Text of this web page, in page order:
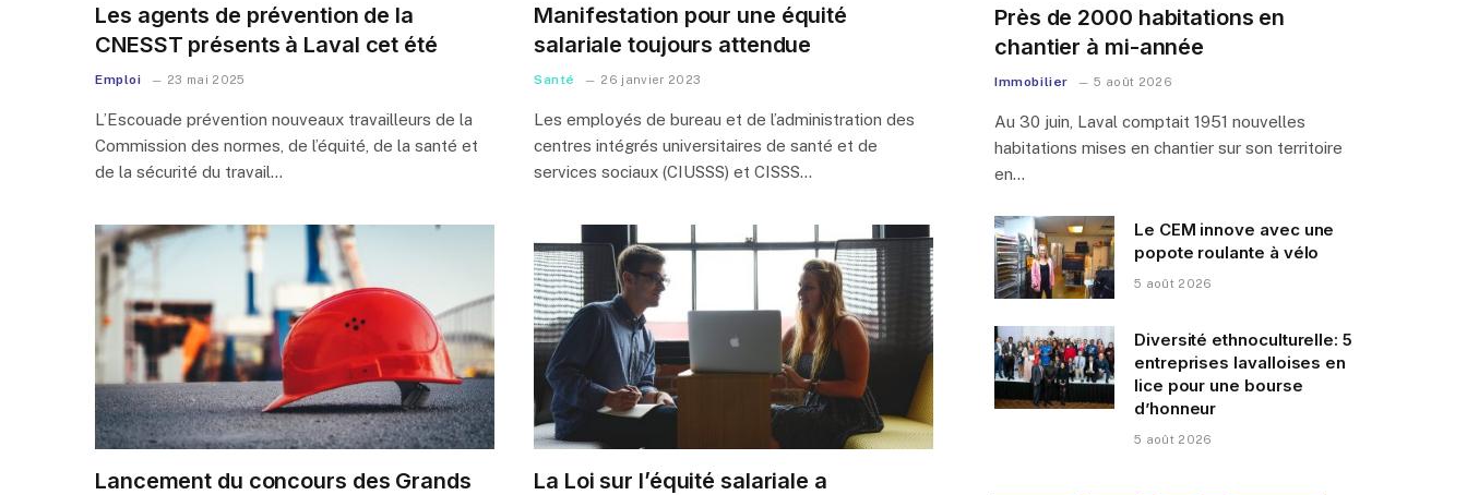
Les agents de prévention de la
CNESST présents à Laval cet été
Emploi 23 mai 2025
L’Escouade prévention nouveaux travailleurs de la
Commission des normes, de l’équité, de la santé et
de la sécurité du travail…
Manifestation pour une équité
salariale toujours attendue
Santé 26 janvier 2023
Les employés de bureau et de l’administration des
centres intégrés universitaires de santé et de
services sociaux (CIUSSS) et CISSS…
Lancement du concours des Grands
La Loi sur l’équité salariale a
Près de 2000 habitations en
chantier à mi-année
Immobilier 5 août 2026
Au 30 juin, Laval comptait 1951 nouvelles
habitations mises en chantier sur son territoire
en…
Le CEM innove avec une
popote roulante à vélo
5 août 2026
Diversité ethnoculturelle: 5
entreprises lavalloises en
lice pour une bourse
d’honneur
5 août 2026